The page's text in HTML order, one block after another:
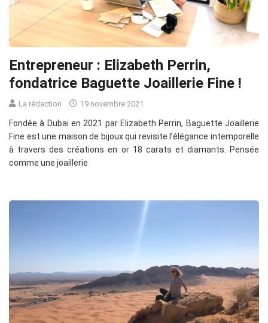
Entrepreneur : Elizabeth Perrin,
fondatrice Baguette Joaillerie Fine !
La rédaction 19 novembre 2021
Fondée à Dubai en 2021 par Elizabeth Perrin, Baguette Joaillerie
Fine est une maison de bijoux qui revisite l’élégance intemporelle
à travers des créations en or 18 carats et diamants. Pensée
comme une joaillerie